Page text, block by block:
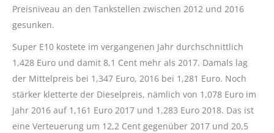
Preisniveau an den Tankstellen zwischen 2012 und 2016
gesunken.
Super E10 kostete im vergangenen Jahr durchschnittlich
1,428 Euro und damit 8,1 Cent mehr als 2017. Damals lag
der Mittelpreis bei 1,347 Euro, 2016 bei 1,281 Euro. Noch
stärker kletterte der Dieselpreis, nämlich von 1,078 Euro im
Jahr 2016 auf 1,161 Euro 2017 und 1,283 Euro 2018. Das ist
eine Verteuerung um 12,2 Cent gegenüber 2017 und 20,5